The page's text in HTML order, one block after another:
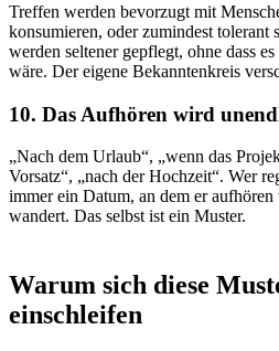
Treffen werden bevorzugt mit
konsumieren, oder zumindest tolerant
werden seltener gepflegt, ohne dass
wäre. Der eigene Bekanntenkreis
10. Das Aufhören wird
„Nach dem Urlaub“, „wenn das
Vorsatz“, „nach der Hochzeit“. Wer
immer ein Datum, an dem er
wandert. Das selbst ist ein Muster.
Warum sich diese
einschleifen